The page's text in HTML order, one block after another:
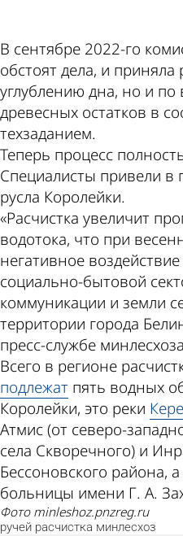
В сентябре 2022-го
обстоят дела, и
углублению дна, но и по
древесных остатков в
техзаданием.
Теперь процесс
Специалисты привели в
русла Королейки.
«Расчистка увеличит
водотока, что при
негативное
социально-бытовой
коммуникации и земли
территории города
пресс-службе
Всего в регионе
подлежат пять водных
Королейки, это реки
Атмис (от северо-
села Скворечного) и
Бессоновского района,
больницы имени Г. А.
фото minleshoz.pnzreg.ru
ручей расчистка минлесхоз